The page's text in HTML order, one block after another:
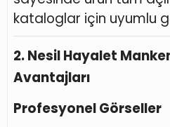
kataloglar için uyumlu
2. Nesil Hayalet
Avantajları
Profesyonel Görseller